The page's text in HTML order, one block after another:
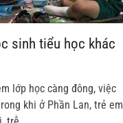
sinh tiểu học khác
lớp học càng đông, việc
khi ở Phần Lan, trẻ em